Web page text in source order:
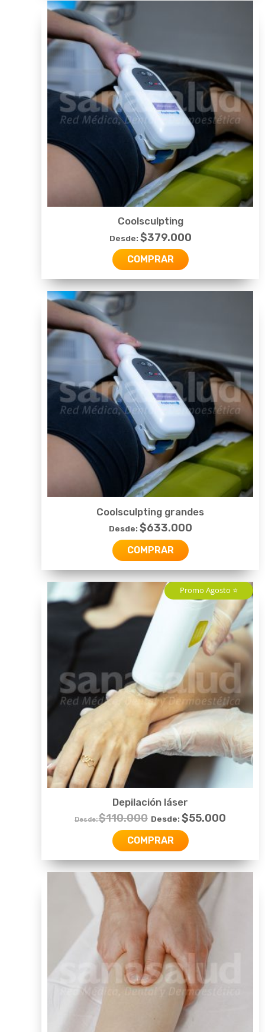
Coolsculpting
Desde: $379.000
COMPRAR
Coolsculpting grandes
Desde: $633.000
COMPRAR
Promo Agosto ⭐️
Depilación láser
Desde:$110.000 Desde:$55.000
COMPRAR